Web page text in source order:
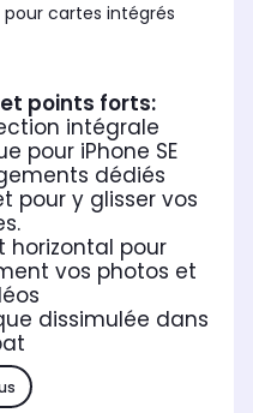
cartes intégrés
points forts:
intégrale
pour iPhone SE
dédiés
pour y glisser vos
horizontal pour
vos photos et
dissimulée dans